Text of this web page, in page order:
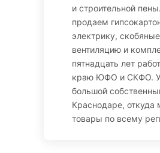
и строительной
продаем
электрику,
вентиляцию и
пятнадцать лет
краю ЮФО и СКФО. У
большой
Краснодаре,
товары по всему